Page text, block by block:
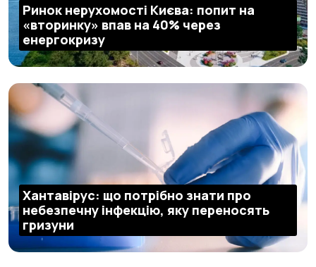
Ринок нерухомості Києва: попит на
«вторинку» впав на 40% через
енергокризу
Хантавірус: що потрібно знати про
небезпечну інфекцію, яку переносять
гризуни